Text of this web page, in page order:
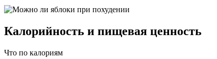
Калорийность и пищевая ценность
Что по калориям